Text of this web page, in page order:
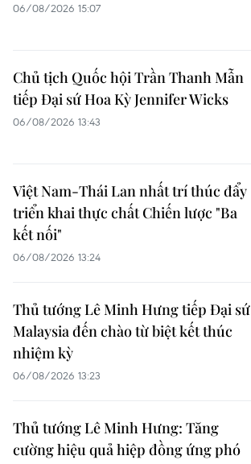
06/08/2026 15:07
Chủ tịch Quốc hội Trần Thanh Mẫn
tiếp Đại sứ Hoa Kỳ Jennifer Wicks
06/08/2026 13:43
Việt Nam-Thái Lan nhất trí thúc đẩy
triển khai thực chất Chiến lược "Ba
kết nối"
06/08/2026 13:24
Thủ tướng Lê Minh Hưng tiếp Đại sứ
Malaysia đến chào từ biệt kết thúc
nhiệm kỳ
06/08/2026 13:23
Thủ tướng Lê Minh Hưng: Tăng
cường hiệu quả hiệp đồng ứng phó